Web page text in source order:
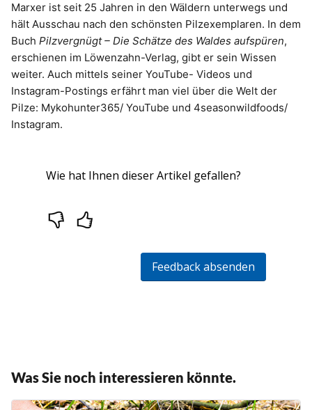
Marxer ist seit 25 Jahren in den Wäldern unterwegs und
hält Ausschau nach den schönsten Pilzexemplaren. In dem
Buch Pilzvergnügt – Die Schätze des Waldes aufspüren,
erschienen im Löwenzahn-Verlag, gibt er sein Wissen
weiter. Auch mittels seiner YouTube- Videos und
Instagram-Postings erfährt man viel über die Welt der
Pilze: Mykohunter365/ YouTube und 4seasonwildfoods/
Instagram.
Was Sie noch interessieren könnte.